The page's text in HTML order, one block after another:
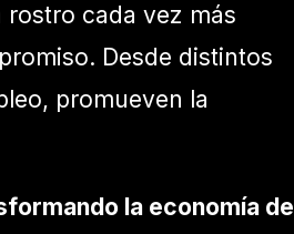
cada vez más
Desde distintos
promueven la
la economía de